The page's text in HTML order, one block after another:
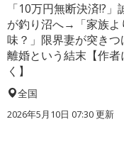
「10万円無断決済!?」
が釣り沼へ→「家族よ
味？」限界妻が突きつ
離婚という結末【作者
く】
全国
2026年5月10日 07:30 更新